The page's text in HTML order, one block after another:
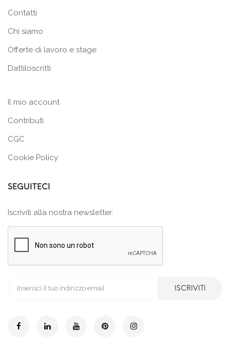
Contatti
Chi siamo
Offerte di lavoro e stage
Dattiloscritti
Il mio account
Contributi
CGC
Cookie Policy
SEGUITECI
Iscriviti alla nostra newsletter:
ISCRIVITI